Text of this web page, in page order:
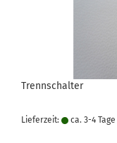
Trennschalter
Lieferzeit: ca. 3-4 Tage